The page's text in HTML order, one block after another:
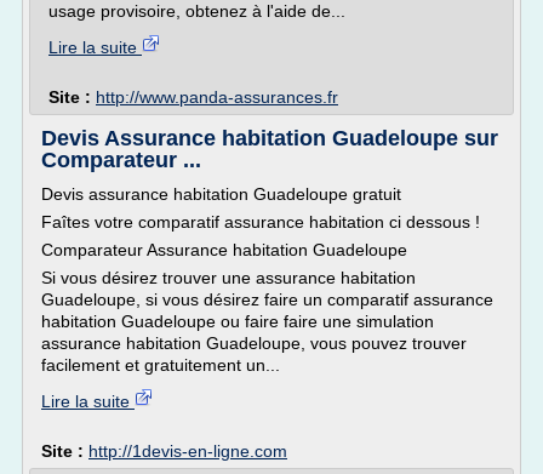
usage provisoire, obtenez à l'aide de...
Lire la suite
Site : http://www.panda-assurances.fr
Devis Assurance habitation Guadeloupe sur
Comparateur ...
Devis assurance habitation Guadeloupe gratuit
Faîtes votre comparatif assurance habitation ci dessous !
Comparateur Assurance habitation Guadeloupe
Si vous désirez trouver une assurance habitation
Guadeloupe, si vous désirez faire un comparatif assurance
habitation Guadeloupe ou faire faire une simulation
assurance habitation Guadeloupe, vous pouvez trouver
facilement et gratuitement un...
Lire la suite
Site : http://1devis-en-ligne.com